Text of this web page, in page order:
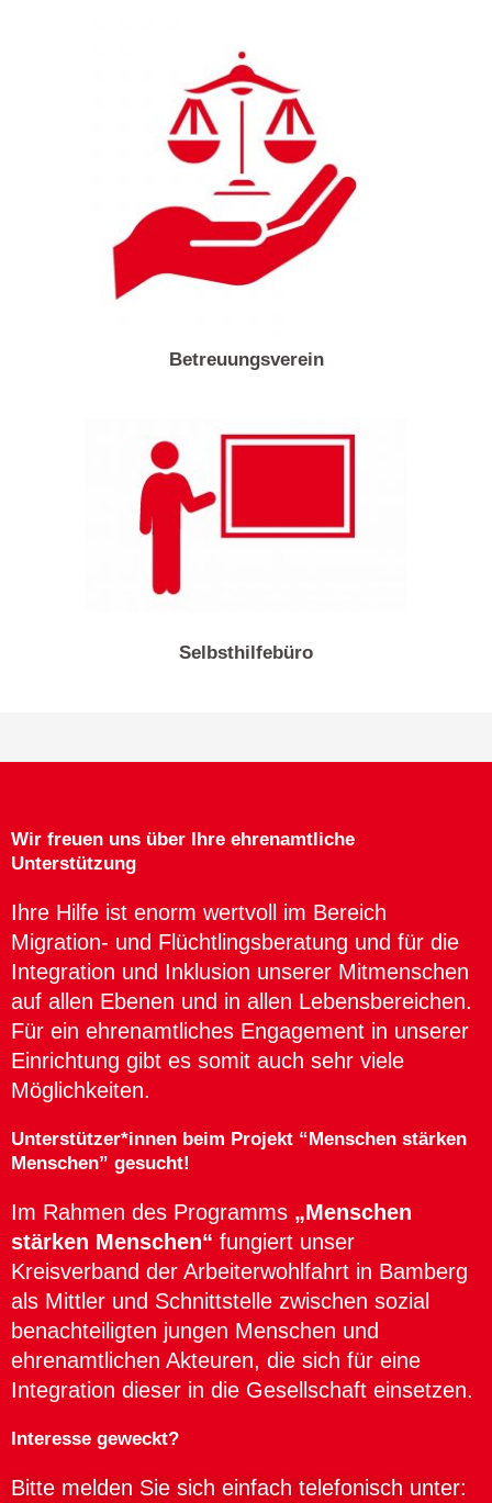
Betreuungsverein
Selbsthilfebüro
Wir freuen uns über Ihre ehrenamtliche
Unterstützung
Ihre Hilfe ist enorm wertvoll im Bereich
Migration- und Flüchtlingsberatung und für die
Integration und Inklusion unserer Mitmenschen
auf allen Ebenen und in allen Lebensbereichen.
Für ein ehrenamtliches Engagement in unserer
Einrichtung gibt es somit auch sehr viele
Möglichkeiten.
Unterstützer*innen beim Projekt “Menschen stärken
Menschen” gesucht!
Im Rahmen des Programms „Menschen
stärken Menschen“ fungiert unser
Kreisverband der Arbeiterwohlfahrt in Bamberg
als Mittler und Schnittstelle zwischen sozial
benachteiligten jungen Menschen und
ehrenamtlichen Akteuren, die sich für eine
Integration dieser in die Gesellschaft einsetzen.
Interesse geweckt?
Bitte melden Sie sich einfach telefonisch unter: